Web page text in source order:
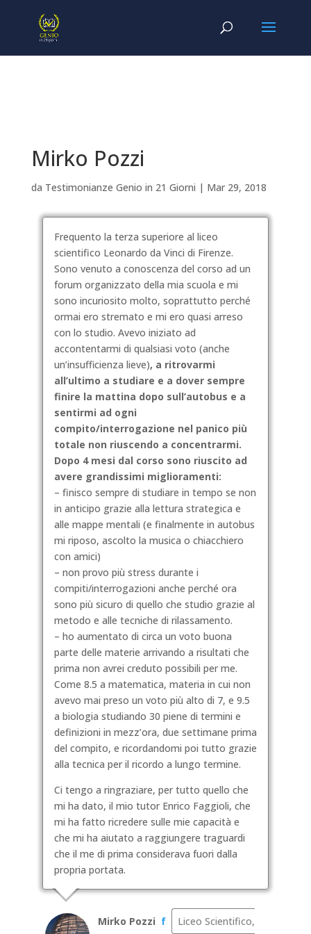
Mirko Pozzi
da Testimonianze Genio in 21 Giorni | Mar 29, 2018
Frequento la terza superiore al liceo
scientifico Leonardo da Vinci di Firenze.
Sono venuto a conoscenza del corso ad un
forum organizzato della mia scuola e mi
sono incuriosito molto, soprattutto perché
ormai ero stremato e mi ero quasi arreso
con lo studio. Avevo iniziato ad
accontentarmi di qualsiasi voto (anche
un’insufficienza lieve), a ritrovarmi
all’ultimo a studiare e a dover sempre
finire la mattina dopo sull’autobus e a
sentirmi ad ogni
compito/interrogazione nel panico più
totale non riuscendo a concentrarmi.
Dopo 4 mesi dal corso sono riuscito ad
avere grandissimi miglioramenti:
– finisco sempre di studiare in tempo se non
in anticipo grazie alla lettura strategica e
alle mappe mentali (e finalmente in autobus
mi riposo, ascolto la musica o chiacchiero
con amici)
– non provo più stress durante i
compiti/interrogazioni anche perché ora
sono più sicuro di quello che studio grazie al
metodo e alle tecniche di rilassamento.
– ho aumentato di circa un voto buona
parte delle materie arrivando a risultati che
prima non avrei creduto possibili per me.
Come 8.5 a matematica, materia in cui non
avevo mai preso un voto più alto di 7, e 9.5
a biologia studiando 30 piene di termini e
definizioni in mezz’ora, due settimane prima
del compito, e ricordandomi poi tutto grazie
alla tecnica per il ricordo a lungo termine.
Ci tengo a ringraziare, per tutto quello che
mi ha dato, il mio tutor Enrico Faggioli, che
mi ha fatto ricredere sulle mie capacità e
che mi ha aiutato a raggiungere traguardi
che il me di prima considerava fuori dalla
propria portata.
Mirko Pozzi f Liceo Scientifico,